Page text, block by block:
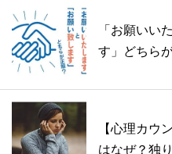
「お願いい
す」どちら
【心理カウ
はなぜ？独